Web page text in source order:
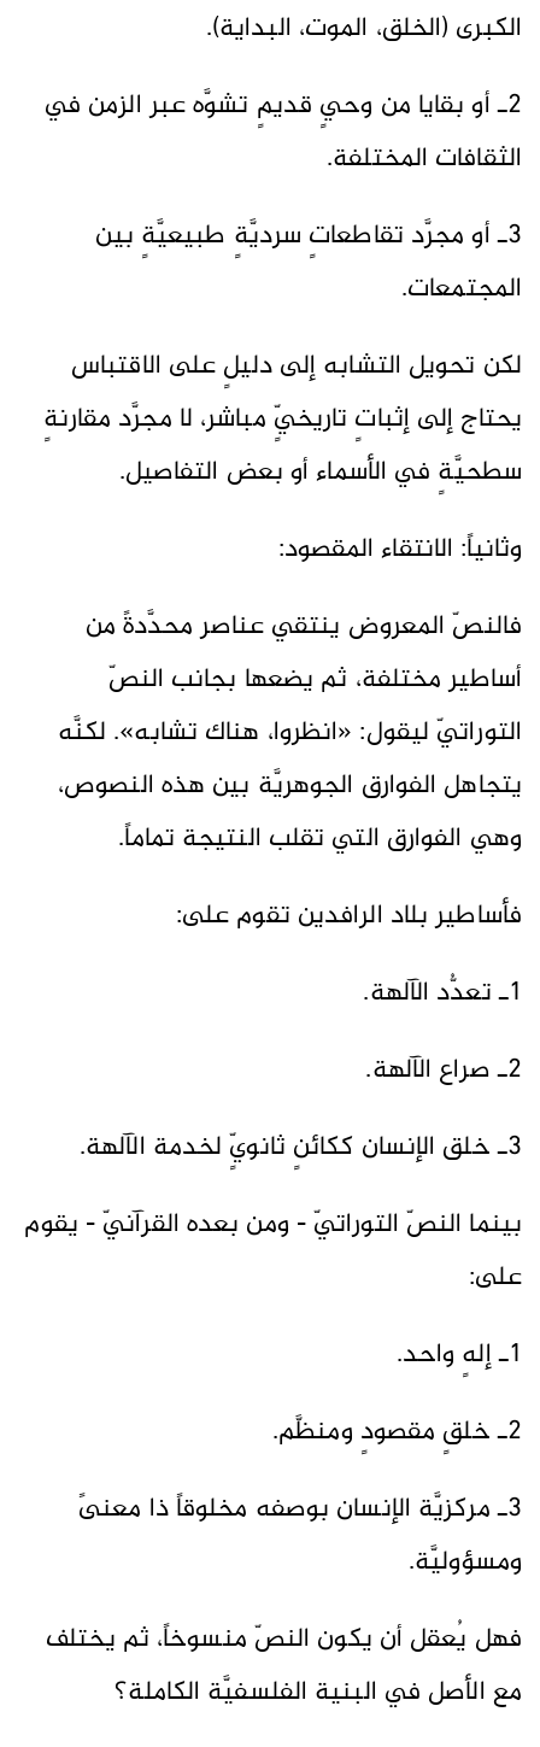
الكبرى (الخلق، الموت، البداية).
2ـ أو بقايا من وحيٍ قديمٍ تشوَّه عبر الزمن في
الثقافات المختلفة.
3ـ أو مجرَّد تقاطعاتٍ سرديَّةٍ طبيعيَّةٍ بين
المجتمعات.
لكن تحويل التشابه إلى دليلٍ على الاقتباس
يحتاج إلى إثباتٍ تاريخيٍّ مباشر، لا مجرَّد مقارنةٍ
سطحيَّةٍ في الأسماء أو بعض التفاصيل.
وثانياً: الانتقاء المقصود:
فالنصّ المعروض ينتقي عناصر محدَّدةً من
أساطير مختلفة، ثم يضعها بجانب النصّ
التوراتيّ ليقول: «انظروا، هناك تشابه». لكنَّه
يتجاهل الفوارق الجوهريَّة بين هذه النصوص،
وهي الفوارق التي تقلب النتيجة تماماً.
فأساطير بلاد الرافدين تقوم على:
1ـ تعدُّد الآلهة.
2ـ صراع الآلهة.
3ـ خلق الإنسان ككائنٍ ثانويٍّ لخدمة الآلهة.
بينما النصّ التوراتيّ - ومن بعده القرآنيّ - يقوم
على:
1ـ إلهٍ واحد.
2ـ خلقٍ مقصودٍ ومنظَّم.
3ـ مركزيَّة الإنسان بوصفه مخلوقاً ذا معنىً
ومسؤوليَّة.
فهل يُعقل أن يكون النصّ منسوخاً، ثم يختلف
مع الأصل في البنية الفلسفيَّة الكاملة؟